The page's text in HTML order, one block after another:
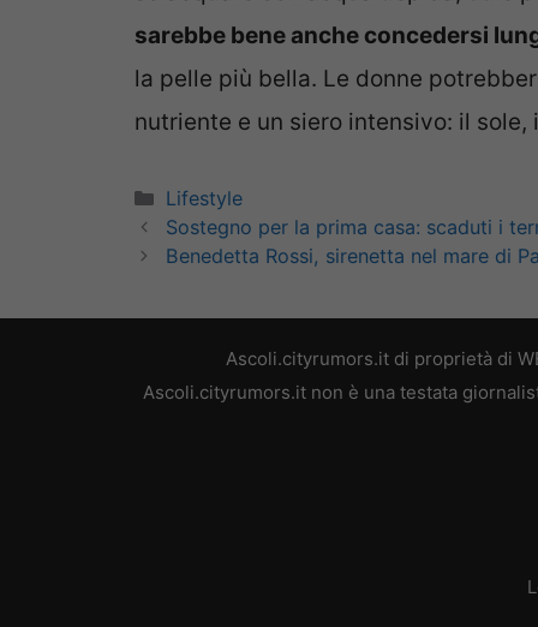
sarebbe bene anche concedersi
la pelle più bella. Le donne
nutriente e un siero intensivo: il
Categorie
Lifestyle
Sostegno per la prima casa: scaduti i
Benedetta Rossi, sirenetta nel mare di
Ascoli.cityrumors.it di proprietà di
Ascoli.cityrumors.it non è una testata